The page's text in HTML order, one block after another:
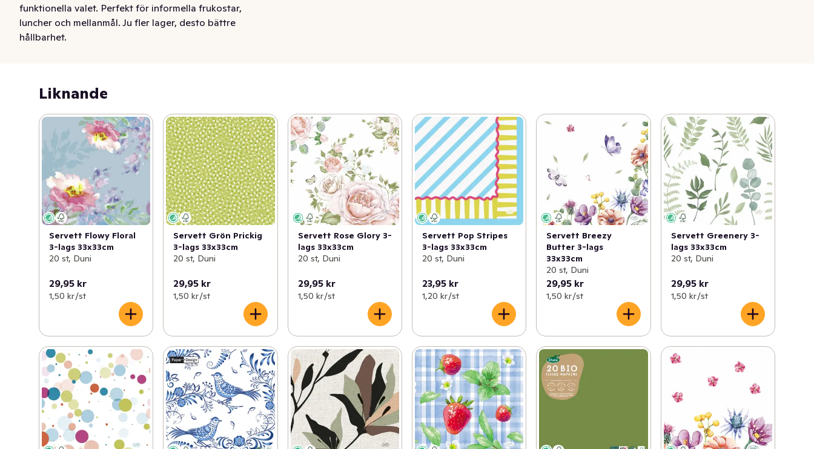
funktionella valet. Perfekt för informella frukostar,
luncher och mellanmål. Ju fler lager, desto bättre
hållbarhet.
Liknande
Servett Flowy Floral
3-lags 33x33cm
20 st, Duni
29,95 kr
1,50 kr /st
Servett Grön Prickig
3-lags 33x33cm
20 st, Duni
29,95 kr
1,50 kr /st
Servett Rose Glory 3-
lags 33x33cm
20 st, Duni
29,95 kr
1,50 kr /st
Servett Pop Stripes
3-lags 33x33cm
20 st, Duni
23,95 kr
1,20 kr /st
Servett Breezy
Butter 3-lags
33x33cm
20 st, Duni
29,95 kr
1,50 kr /st
Servett Greenery 3-
lags 33x33cm
20 st, Duni
29,95 kr
1,50 kr /st